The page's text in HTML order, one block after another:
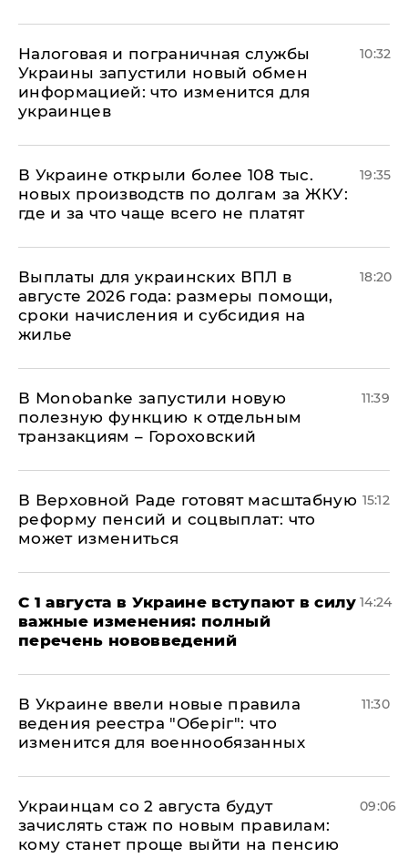
Налоговая и пограничная службы
Украины запустили новый обмен
информацией: что изменится для
украинцев
10:32
В Украине открыли более 108 тыс.
новых производств по долгам за ЖКУ:
где и за что чаще всего не платят
19:35
Выплаты для украинских ВПЛ в
августе 2026 года: размеры помощи,
сроки начисления и субсидия на
жилье
18:20
В Мonobankе запустили новую
полезную функцию к отдельным
транзакциям – Гороховский
11:39
В Верховной Раде готовят масштабную
реформу пенсий и соцвыплат: что
может измениться
15:12
С 1 августа в Украине вступают в силу
важные изменения: полный
перечень нововведений
14:24
В Украине ввели новые правила
ведения реестра "Оберіг": что
изменится для военнообязанных
11:30
Украинцам со 2 августа будут
зачислять стаж по новым правилам:
кому станет проще выйти на пенсию
09:06